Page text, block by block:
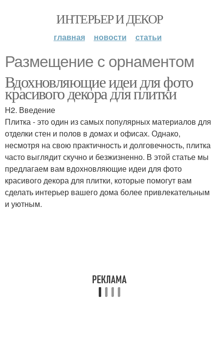
ИНТЕРЬЕР И ДЕКОР
главная новости статьи
Размещение с орнаментом
Вдохновляющие идеи для фото
красивого декора для плитки
H2. Введение
Плитка - это один из самых популярных материалов для
отделки стен и полов в домах и офисах. Однако,
несмотря на свою практичность и долговечность, плитка
часто выглядит скучно и безжизненно. В этой статье мы
предлагаем вам вдохновляющие идеи для фото
красивого декора для плитки, которые помогут вам
сделать интерьер вашего дома более привлекательным
и уютным.